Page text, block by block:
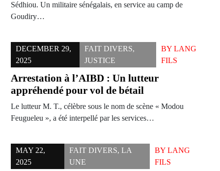
Sédhiou. Un militaire sénégalais, en service au camp de
Goudiry…
DECEMBER 29,
2025
FAIT DIVERS,
JUSTICE
BYLANG
FILS
Arrestation à l’AIBD : Un lutteur
appréhendé pour vol de bétail
Le lutteur M. T., célèbre sous le nom de scène « Modou
Feugueleu », a été interpellé par les services…
MAY 22,
2025
FAIT DIVERS,LA
UNE
BY LANG
FILS